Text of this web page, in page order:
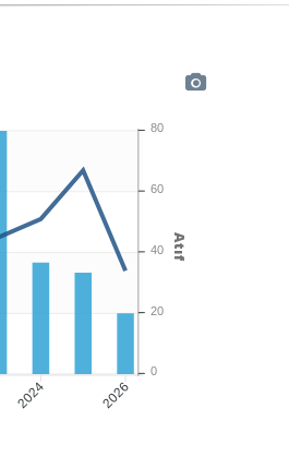
2024 2026
80
60
40
20
0
Atıf